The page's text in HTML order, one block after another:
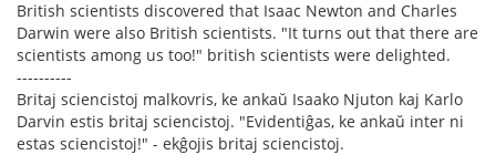
British scientists discovered that Isaac Newton and Charles
Darwin were also British scientists. "It turns out that there are
scientists among us too!" british scientists were delighted.
----------
Britaj sciencistoj malkovris, ke ankaŭ Isaako Njuton kaj Karlo
Darvin estis britaj sciencistoj. "Evidentiĝas, ke ankaŭ inter ni
estas sciencistoj!" - ekĝojis britaj sciencistoj.